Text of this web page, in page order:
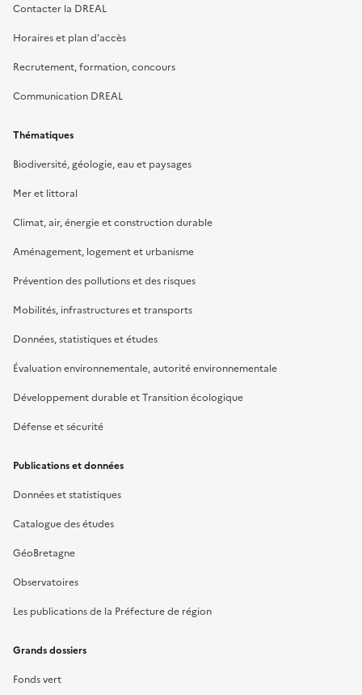
Contacter la DREAL
Horaires et plan d’accès
Recrutement, formation, concours
Communication DREAL
Thématiques
Biodiversité, géologie, eau et paysages
Mer et littoral
Climat, air, énergie et construction durable
Aménagement, logement et urbanisme
Prévention des pollutions et des risques
Mobilités, infrastructures et transports
Données, statistiques et études
Évaluation environnementale, autorité environnementale
Développement durable et Transition écologique
Défense et sécurité
Publications et données
Données et statistiques
Catalogue des études
GéoBretagne
Observatoires
Les publications de la Préfecture de région
Grands dossiers
Fonds vert